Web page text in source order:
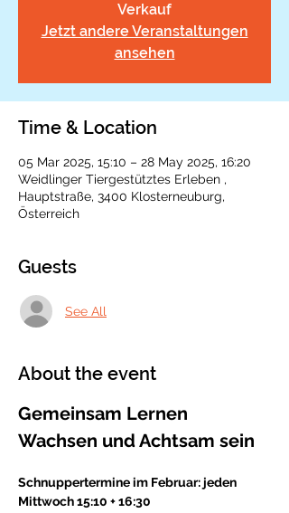
Verkauf
Jetzt andere Veranstaltungen
ansehen
Time & Location
05 Mar 2025, 15:10 – 28 May 2025, 16:20
Weidlinger Tiergestütztes Erleben ,
Hauptstraße, 3400 Klosterneuburg,
Österreich
Guests
See All
About the event
Gemeinsam Lernen
Wachsen und Achtsam sein
Schnuppertermine im Februar: jeden
Mittwoch 15:10 + 16:30